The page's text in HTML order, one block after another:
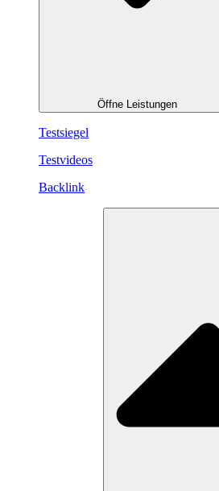
Öffne Leistungen
Testsiegel
Testvideos
Backlink